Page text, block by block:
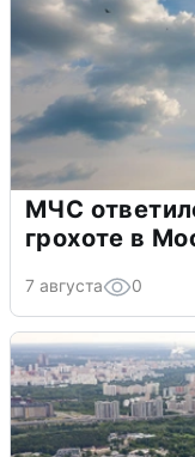
МЧС
грохоте в
7 августа 0